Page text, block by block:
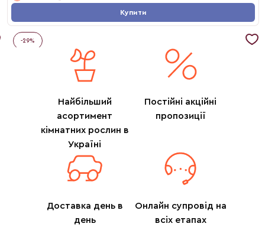
Купити
-29%
Найбільший
асортимент
кімнатних рослин в
Україні
Постійні акційні
пропозиції
Доставка день в
день
Онлайн супровід на
всіх етапах